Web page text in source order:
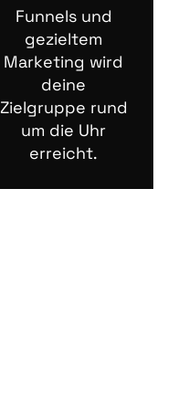
Funnels und
gezieltem
Marketing wird
deine
Zielgruppe rund
um die Uhr
erreicht.